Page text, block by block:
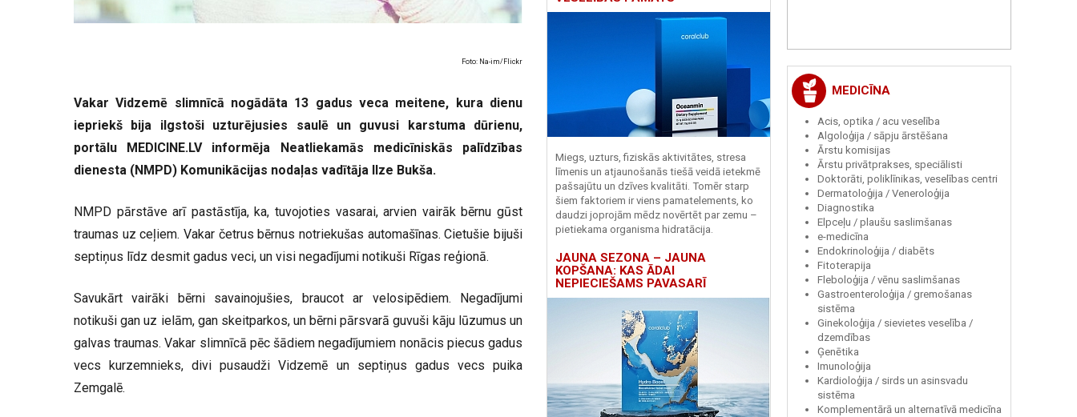
Foto: Na-im/Flickr
Vakar Vidzemē slimnīcā nogādāta 13 gadus veca meitene, kura dienu
iepriekš bija ilgstoši uzturējusies saulē un guvusi karstuma dūrienu,
portālu MEDICINE.LV informēja Neatliekamās medicīniskās palīdzības
dienesta (NMPD) Komunikācijas nodaļas vadītāja Ilze Bukša.
NMPD pārstāve arī pastāstīja, ka, tuvojoties vasarai, arvien vairāk bērnu gūst
traumas uz ceļiem. Vakar četrus bērnus notriekušas automašīnas. Cietušie bijuši
septiņus līdz desmit gadus veci, un visi negadījumi notikuši Rīgas reģionā.
Savukārt vairāki bērni savainojušies, braucot ar velosipēdiem. Negadījumi
notikuši gan uz ielām, gan skeitparkos, un bērni pārsvarā guvuši kāju lūzumus un
galvas traumas. Vakar slimnīcā pēc šādiem negadījumiem nonācis piecus gadus
vecs kurzemnieks, divi pusaudži Vidzemē un septiņus gadus vecs puika
Zemgalē.
Miegs, uzturs, fiziskās aktivitātes, stresa
līmenis un atjaunošanās tiešā veidā ietekmē
pašsajūtu un dzīves kvalitāti. Tomēr starp
šiem faktoriem ir viens pamatelements, ko
daudzi joprojām mēdz novērtēt par zemu –
pietiekama organisma hidratācija.
JAUNA SEZONA – JAUNA
KOPŠANA: KAS ĀDAI
NEPIECIEŠAMS PAVASARĪ
MEDICĪNA
Acis, optika / acu veselība
Algoloģija / sāpju ārstēšana
Ārstu komisijas
Ārstu privātprakses, speciālisti
Doktorāti, poliklīnikas, veselības centri
Dermatoloģija / Veneroloģija
Diagnostika
Elpceļu / plaušu saslimšanas
e-medicīna
Endokrinoloģija / diabēts
Fitoterapija
Fleboloģija / vēnu saslimšanas
Gastroenteroloģija / gremošanas
sistēma
Ginekoloģija / sievietes veselība /
dzemdības
Ģenētika
Imunoloģija
Kardioloģija / sirds un asinsvadu
sistēma
Komplementārā un alternatīvā medicīna